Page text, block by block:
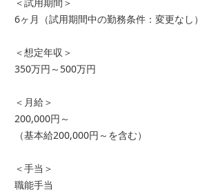
6ヶ月（試用期間中の勤務条件：変更なし）
＜想定年収＞
350万円～500万円
＜月給＞
200,000円～
（基本給200,000円～を含む）
＜手当＞
職能手当